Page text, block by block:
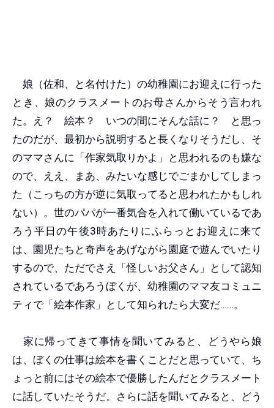
娘（佐和、と名付けた）の幼稚園にお迎えに行った
とき、娘のクラスメートのお母さんからそう言われ
た。え？ 絵本？ いつの間にそんな話に？ と思っ
たのだが、最初から説明すると長くなりそうだし、そ
のママさんに「作家気取りかよ」と思われるのも嫌な
ので、ええ、まあ、みたいな感じでごまかしてしまっ
た（こっちの方が逆に気取ってると思われたかもしれ
ない）。世のパパが一番気合を入れて働いているであ
ろう平日の午後3時あたりにふらっとお迎えに来て
は、園児たちと奇声をあげながら園庭で遊んでいたり
するので、ただでさえ「怪しいお父さん」として認知
されているであろうぼくが、幼稚園のママ友コミュニ
ティで「絵本作家」として知られたら大変だ……。
家に帰ってきて事情を聞いてみると、どうやら娘
は、ぼくの仕事は絵本を書くことだと思っていて、ち
ょっと前にはその絵本で優勝したんだとクラスメート
に話していたそうだ。さらに話を聞いてみると、どう